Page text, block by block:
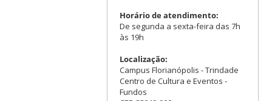
Horário de atendimento:
De segunda a sexta-feira das 7h
às 19h
Localização:
Campus Florianópolis - Trindade
Centro de Cultura e Eventos -
Fundos